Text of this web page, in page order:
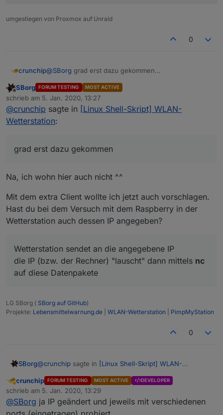
umgestiegen von Proxmox auf Unraid
0
crunchip@SBorg grad erst dazu gekommen
Offline
SBorg FORUM TESTING MOST ACTIVE
schrieb am 5. Jan. 2020, 13:27
zuletzt editiert von
@crunchip sagte in [Linux Shell-Skript] WLAN-
Wetterstation:
grad erst dazu gekommen
Na, ich wohn hier auch nicht ^^
Mit dem extra Client wollte ich jetzt auch vorschlagen.
Hast du bei dem Versuch mit dem Raspberry in der
Wetterstation auch dessen IP angegeben?
Wetterstation sendet an die angegebene IP
die IP (bzw. der Rechner) "lauscht" dann mittels nc
auf diese Datenpakete
LG SBorg ( SBorg auf GitHub)
Projekte: Lebensmittelwarnung.de WLAN-Wetterstation PimpMyStation
0
SBorg@crunchip sagte in [Linux Shell-Skript] WLAN-
grad erst dazu gekommen
Abwesend
crunchip FORUM TESTING MOST ACTIVE DEVELOPER
schrieb am 5. Jan. 2020, 13:29
zuletzt editiert von
@SBorg ja IP geändert und jeweils mit verschiedenen